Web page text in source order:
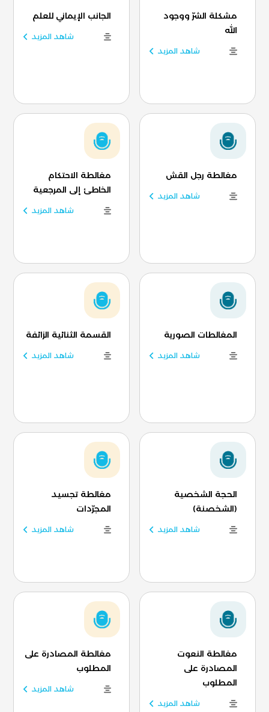
مشكلة الشرّ ووجود
الله
شاهد المزيد
الجانب الإيماني للعلم
شاهد المزيد
مغالطة رجل القش
شاهد المزيد
مغالطة الاحتكام
الخاطئ إلى المرجعية
شاهد المزيد
المغالطات الصورية
شاهد المزيد
القسمة الثنائية الزائفة
شاهد المزيد
الحجة الشخصية
(الشخصنة)
شاهد المزيد
مغالطة تجسيد
المجرّدات
شاهد المزيد
مغالطة النعوت
المصادرة على
المطلوب
شاهد المزيد
مغالطة المصادرة على
المطلوب
شاهد المزيد